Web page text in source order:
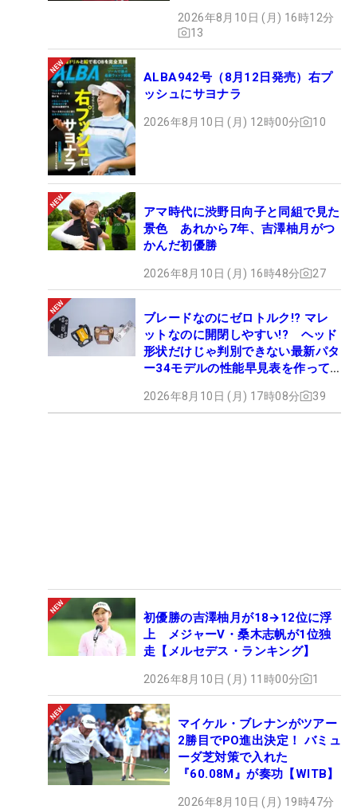
2026年8月10日 (月) 16時12分
13
ALBA942号（8月12日発売）右プ
ッシュにサヨナラ
2026年8月10日 (月) 12時00分 10
アマ時代に渋野日向子と同組で見た
景色 あれから7年、吉澤柚月がつ
かんだ初優勝
2026年8月10日 (月) 16時48分 27
ブレードなのにゼロトルク!? マレ
ットなのに開閉しやすい!? ヘッド
形状だけじゃ判別できない最新パタ
ー34モデルの性能早見表を作って
2026年8月10日 (月) 17時08分 39
初優勝の吉澤柚月が18→12位に浮
上 メジャーV・桑木志帆が1位独
走【メルセデス・ランキング】
2026年8月10日 (月) 11時00分 1
マイケル・ブレナンがツアー
2勝目でPO進出決定！ バミュ
ーダ芝対策で入れた
『60.08M』が奏功【WITB】
2026年8月10日 (月) 19時47分